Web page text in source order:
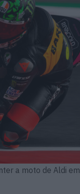
a moto de Aldi em